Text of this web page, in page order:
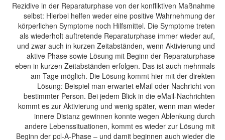
Rezidive in der Reparaturphase von der konfliktiven Maßnahme
selbst: Hierbei helfen weder eine positive Wahrnehmung der
körperlichen Symptome noch Hilfsmittel. Die Symptome treten
als wiederholt auftretende Reparaturphase immer wieder auf,
und zwar auch in kurzen Zeitabständen, wenn Aktivierung und
aktive Phase sowie Lösung mit Beginn der Reparaturphase
eben in kurzen Zeitabständen erfolgen. Das ist auch mehrmals
am Tage möglich. Die Lösung kommt hier mit der direkten
Lösung: Beispiel man erwartet eMail oder Nachricht von
bestimmter Person. Bei jedem Blick in die eMail-Nachrichten
kommt es zur Aktivierung und wenig später, wenn man wieder
innere Distanz gewinnen konnte wegen Ablenkung durch
andere Lebenssituationen, kommt es wieder zur Lösung mit
Beginn der pcl-A-Phase – und damit beginnen auch wieder die